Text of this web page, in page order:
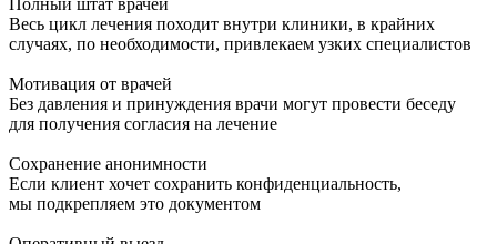
Весь цикл лечения походит внутри клиники, в крайних
случаях, по необходимости, привлекаем узких специалистов
Мотивация от врачей
Без давления и принуждения врачи могут провести беседу
для получения согласия на лечение
Сохранение анонимности
Если клиент хочет сохранить конфиденциальность,
мы подкрепляем это документом